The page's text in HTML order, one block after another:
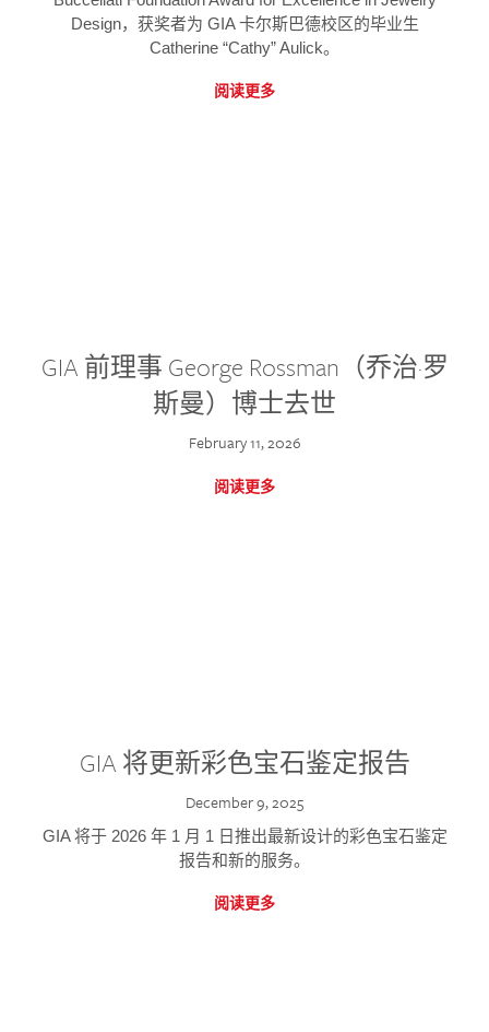
Design，获奖者为 GIA 卡尔斯巴德校区的毕业生
Catherine “Cathy” Aulick。
阅读更多
GIA 前理事 George Rossman（乔治·罗
斯曼）博士去世
February 11, 2026
阅读更多
GIA 将更新彩色宝石鉴定报告
December 9, 2025
GIA 将于 2026 年 1 月 1 日推出最新设计的彩色宝石鉴定
报告和新的服务。
阅读更多